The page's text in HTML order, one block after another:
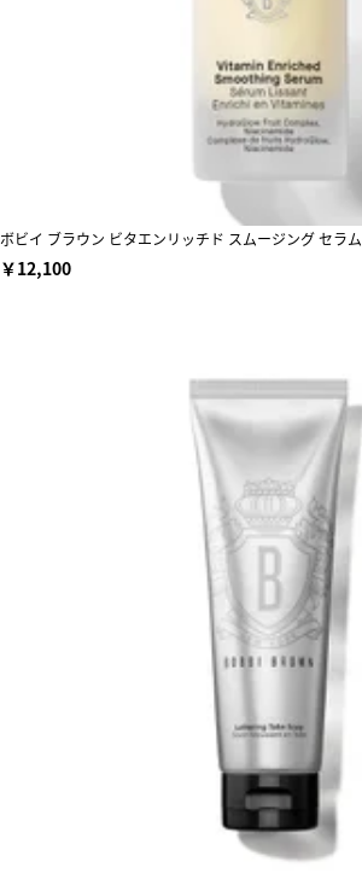
ボビイ ブラウン ビタエンリッチド スムージング セラム
￥12,100